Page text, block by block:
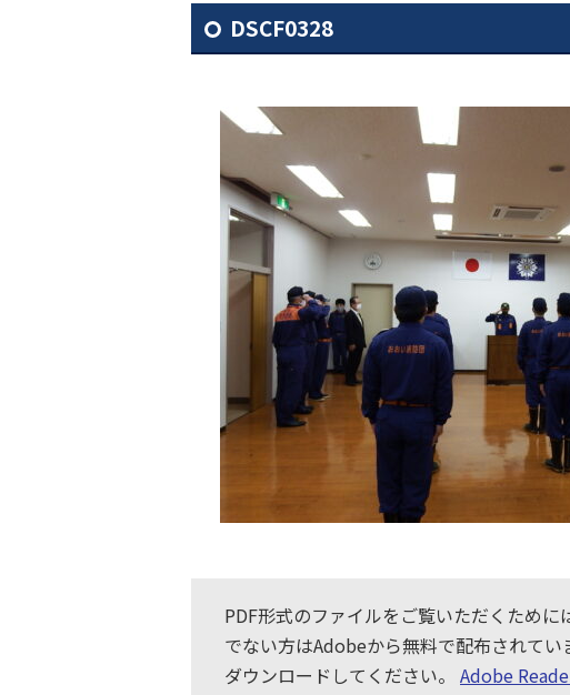
DSCF0328
PDF形式のファイルをご覧いただくため
でない方はAdobeから無料で配布されて
ダウンロードしてください。 Adobe